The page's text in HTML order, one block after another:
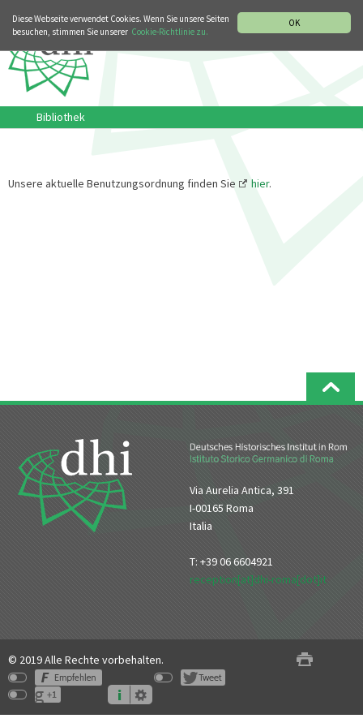
OK
Diese Webseite verwendet Cookies. Wenn Sie unsere Seiten
besuchen, stimmen Sie unserer Cookie-Richtlinie zu.
Bibliothek
Unsere aktuelle Benutzungsordnung finden Sie hier.
Via Aurelia Antica, 391
I-00165 Roma
Italia
T: +39 06 6604921
reception[at]dhi-roma[dot]it
© 2019 Alle Rechte vorbehalten.